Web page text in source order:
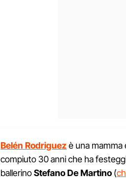
Belén Rodriguez è una mamma
compiuto 30 anni che ha
ballerinoStefano De Martino (